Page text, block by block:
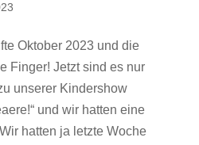
Oktober 2023 und die
Finger! Jetzt sind es nur
unserer Kindershow
und wir hatten eine
hatten ja letzte Woche